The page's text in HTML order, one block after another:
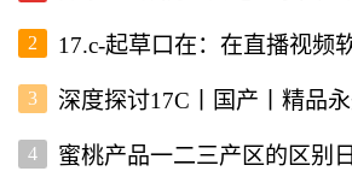
2
3
4